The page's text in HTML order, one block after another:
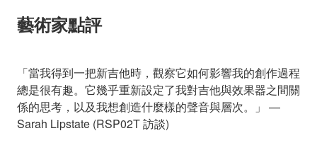
藝術家點評
「當我得到一把新吉他時，觀察它如何影響我的創作過程
總是很有趣。它幾乎重新設定了我對吉他與效果器之間關
係的思考，以及我想創造什麼樣的聲音與層次。」 —
Sarah Lipstate (RSP02T 訪談)